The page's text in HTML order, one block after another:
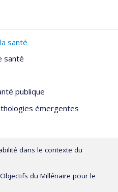
santé
santé
publique
émergentes
dans le contexte du
du Millénaire pour le